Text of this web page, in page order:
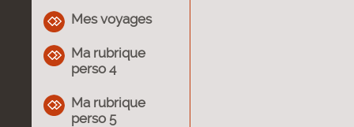
Mes voyages
Ma rubrique
perso 4
Ma rubrique
perso 5